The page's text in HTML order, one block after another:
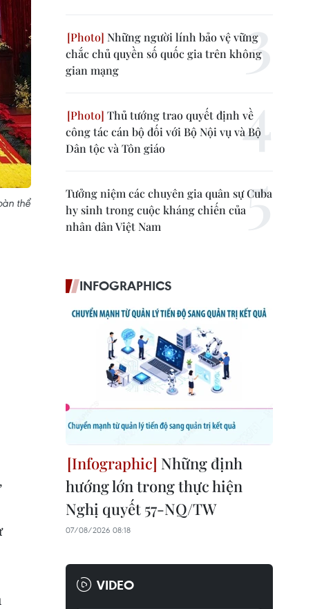
thể
Những người lính bảo vệ vững
chắc chủ quyền số quốc gia trên không
gian mạng
Thủ tướng trao quyết định về
công tác cán bộ đối với Bộ Nội vụ và Bộ
Dân tộc và Tôn giáo
Tưởng niệm các chuyên gia quân sự Cuba
hy sinh trong cuộc kháng chiến của
nhân dân Việt Nam
INFOGRAPHICS
Những định
hướng lớn trong thực hiện
Nghị quyết 57-NQ/TW
07/08/2026 08:18
VIDEO